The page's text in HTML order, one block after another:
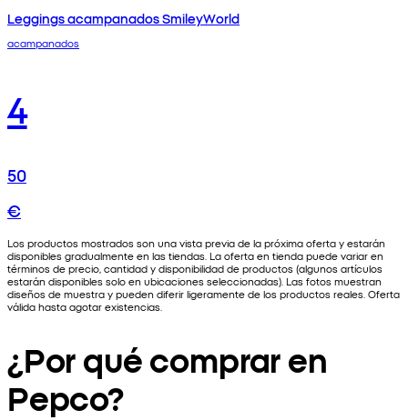
Leggings acampanados SmileyWorld
acampanados
4
50
€
Los productos mostrados son una vista previa de la próxima oferta y estarán
disponibles gradualmente en las tiendas. La oferta en tienda puede variar en
términos de precio, cantidad y disponibilidad de productos (algunos artículos
estarán disponibles solo en ubicaciones seleccionadas). Las fotos muestran
diseños de muestra y pueden diferir ligeramente de los productos reales. Oferta
válida hasta agotar existencias.
¿Por qué comprar en
Pepco?